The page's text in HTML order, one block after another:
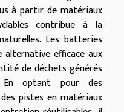
à partir de matériaux
contribue à la
Les batteries
efficace aux
de déchets générés
optant pour des
pistes en matériaux